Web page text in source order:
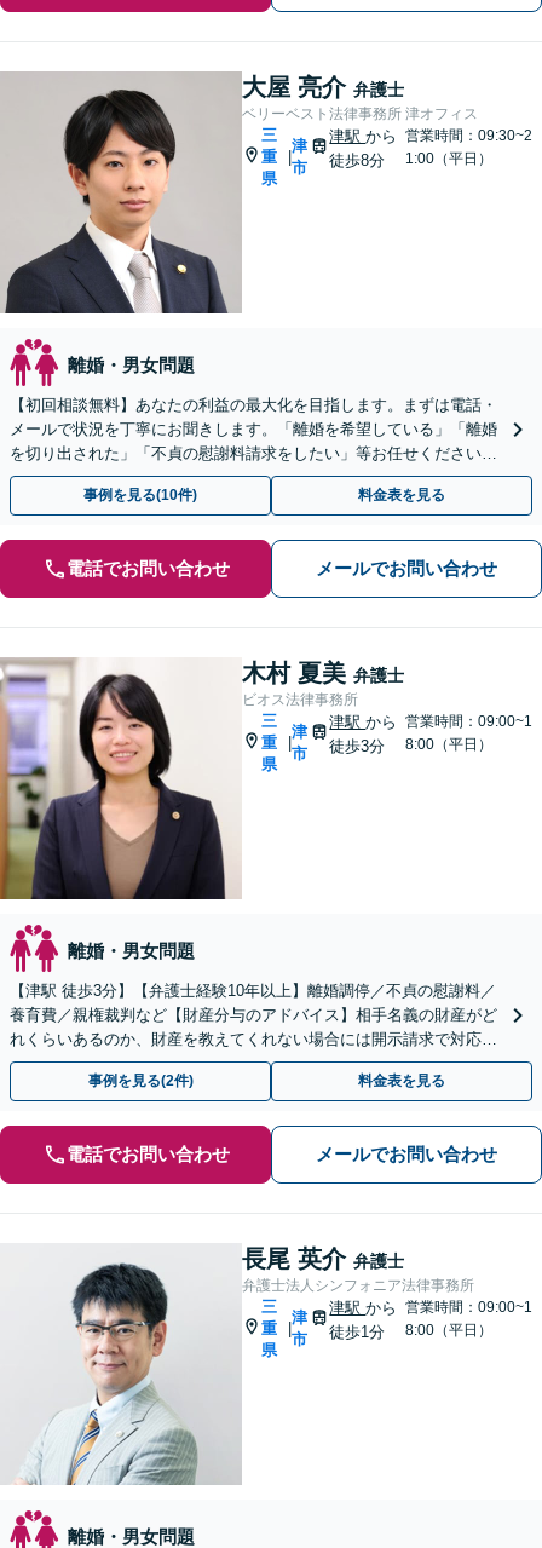
大屋 亮介 弁護士
ベリーベスト法律事務所 津オフィス
三
重
県
|
津
市
津駅から
徒歩8分
営業時間：09:30~2
1:00（平日）
離婚・男女問題
【初回相談無料】あなたの利益の最大化を目指します。まずは電話・
メールで状況を丁寧にお聞きします。「離婚を希望している」「離婚
を切り出された」「不貞の慰謝料請求をしたい」等お任せください。
【リーズナブルな料金設定】
事例を見る(10件) 料金表を見る
電話でお問い合わせ メールでお問い合わせ
木村 夏美 弁護士
ビオス法律事務所
三
重
県
|
津
市
津駅から
徒歩3分
営業時間：09:00~1
8:00（平日）
離婚・男女問題
【津駅 徒歩3分】【弁護士経験10年以上】離婚調停／不貞の慰謝料／
養育費／親権裁判など【財産分与のアドバイス】相手名義の財産がど
れくらいあるのか、財産を教えてくれない場合には開示請求で対応し
ます。お気軽にご相談ください。
事例を見る(2件) 料金表を見る
電話でお問い合わせ メールでお問い合わせ
長尾 英介 弁護士
弁護士法人シンフォニア法律事務所
三
重
県
|
津
市
津駅から
徒歩1分
営業時間：09:00~1
8:00（平日）
離婚・男女問題